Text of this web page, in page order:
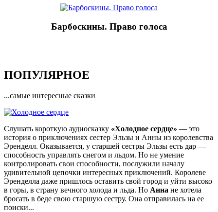
Барбоскины. Право голоса
ПОПУЛЯРНОЕ
...самые интересные сказки
Слушать короткую аудиосказку «Холодное сердце» — это
история о приключениях сестер Эльзы и Анны из королевства
Эренделл. Оказывается, у старшей сестры Эльзы есть дар —
способность управлять снегом и льдом. Но не умение
контролировать свои способности, послужили началу
удивительной цепочки интересных приключений. Королеве
Эренделла даже пришлось оставить свой город и уйти высоко
в горы, в страну вечного холода и льда. Но Анна не хотела
бросать в беде свою старшую сестру. Она отправилась на ее
поиски...